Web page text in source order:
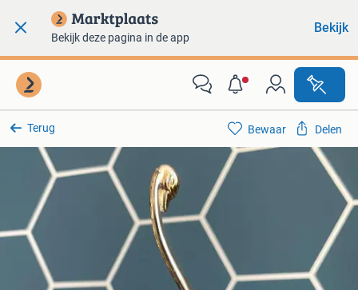
Bekijk deze pagina in de app
Bekijk
Terug Bewaar Delen